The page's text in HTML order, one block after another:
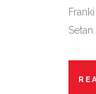
Setan...